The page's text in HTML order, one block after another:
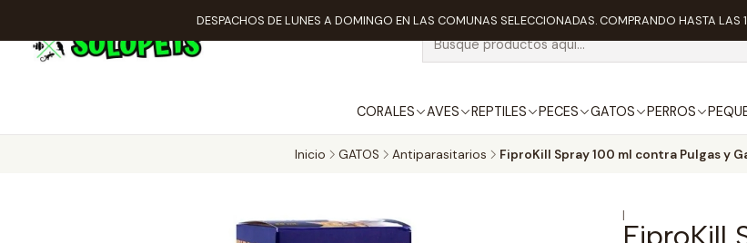
CORALES AVES REPTILES PECES GATOS PERROS
DESPACHOS DE LUNES A DOMINGO EN LAS COMUNAS SELECCIONADAS. COMPRANDO HASTA LAS
Inicio GATOS Antiparasitarios FiproKill Spray 100 ml contra Pulgas y
|
FiproKill